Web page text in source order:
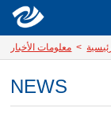
> معلومات الأخبار
NEWS